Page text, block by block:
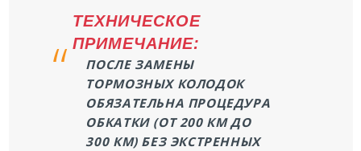
ТЕХНИЧЕСКОЕ
ПРИМЕЧАНИЕ:
ПОСЛЕ ЗАМЕНЫ
ТОРМОЗНЫХ КОЛОДОК
ОБЯЗАТЕЛЬНА ПРОЦЕДУРА
ОБКАТКИ (ОТ 200 КМ ДО
300 КМ) БЕЗ ЭКСТРЕННЫХ